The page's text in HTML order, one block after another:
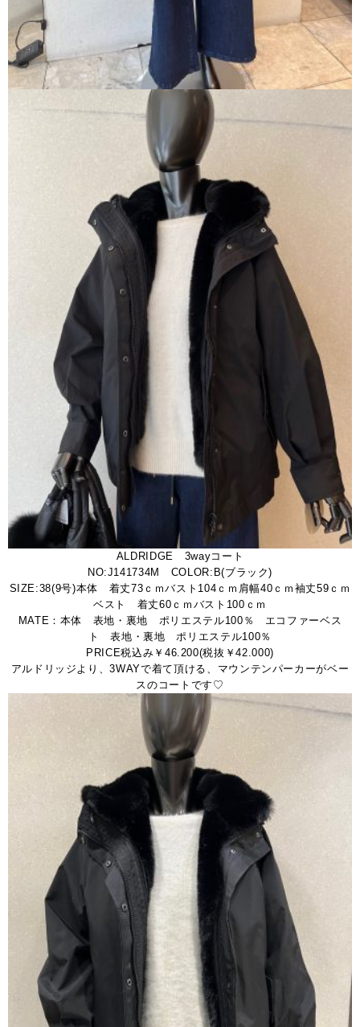
ALDRIDGE 3wayコート
NO:J141734M COLOR:B(ブラック)
SIZE:38(9号)本体 着丈73ｃｍバスト104ｃｍ肩幅40ｃｍ袖丈59ｃｍ
ベスト 着丈60ｃｍバスト100ｃｍ
MATE：本体 表地・裏地 ポリエステル100％ エコファーベス
ト 表地・裏地 ポリエステル100％
PRICE税込み￥46.200(税抜￥42.000)
アルドリッジより、3WAYで着て頂ける、マウンテンパーカーがベー
スのコートです♡